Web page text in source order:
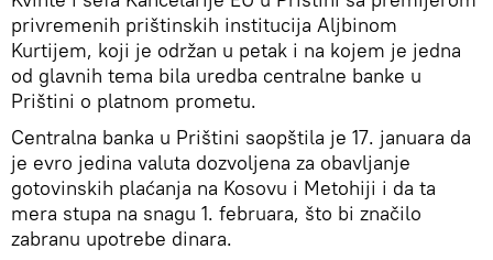
privremenih prištinskih institucija Aljbinom
Kurtijem, koji je održan u petak i na kojem je jedna
od glavnih tema bila uredba centralne banke u
Prištini o platnom prometu.
Centralna banka u Prištini saopštila je 17. januara da
je evro jedina valuta dozvoljena za obavljanje
gotovinskih plaćanja na Kosovu i Metohiji i da ta
mera stupa na snagu 1. februara, što bi značilo
zabranu upotrebe dinara.